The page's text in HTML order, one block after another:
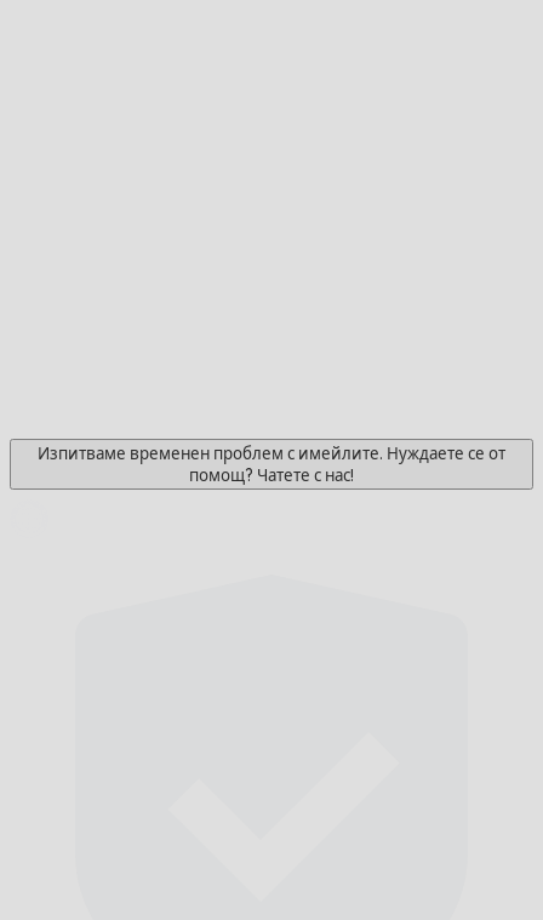
Изпитваме временен проблем с имейлите. Нуждаете се от
помощ? Чатете с нас!